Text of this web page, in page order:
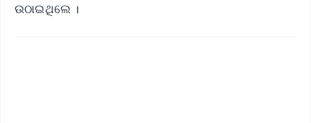
ଉଠାଇଥିଲେ ।